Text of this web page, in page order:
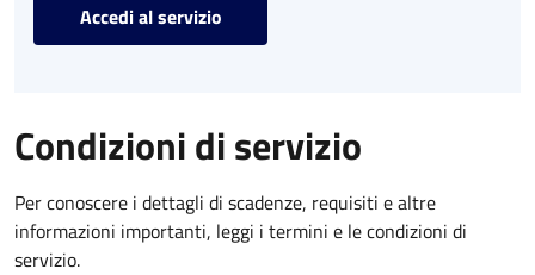
Accedi al servizio
Condizioni di servizio
Per conoscere i dettagli di scadenze, requisiti e altre
informazioni importanti, leggi i termini e le condizioni di
servizio.